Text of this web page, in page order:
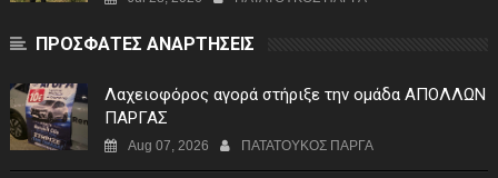
ΠΡΟΣΦΑΤΕΣ ΑΝΑΡΤΗΣΕΙΣ
Λαχειοφόρος αγορά στήριξε την ομάδα ΑΠΟΛΛΩΝ
ΠΑΡΓΑΣ
Aug 07, 2026 ΠΑΤΑΤΟΥΚΟΣ ΠΑΡΓΑ